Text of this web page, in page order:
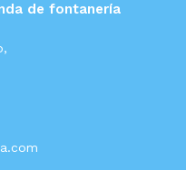
de fontanería